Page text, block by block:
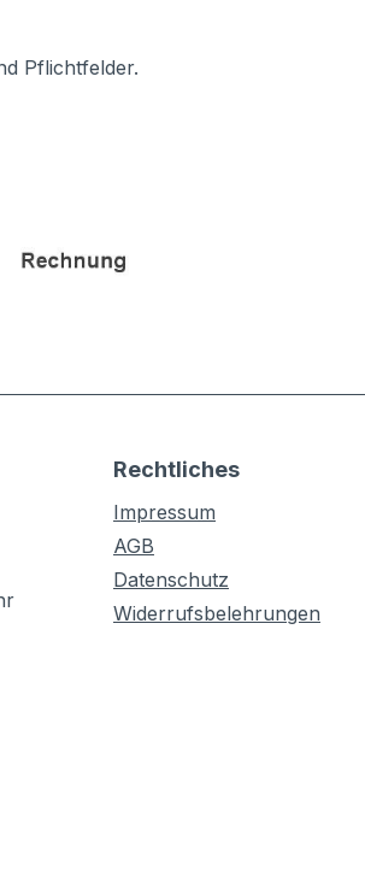
Pflichtfelder.
Rechtliches
Impressum
AGB
Datenschutz
Widerrufsbelehrungen